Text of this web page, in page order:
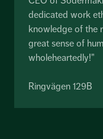
dedicated work
knowledge of the
great sense of
wholeheartedly!"
Ringvägen 129B